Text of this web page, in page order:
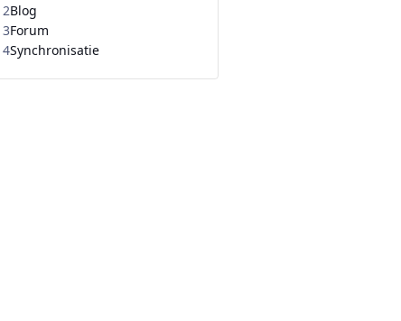
2Blog
3Forum
4Synchronisatie